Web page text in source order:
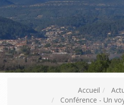
Accueil
Conférence - Un